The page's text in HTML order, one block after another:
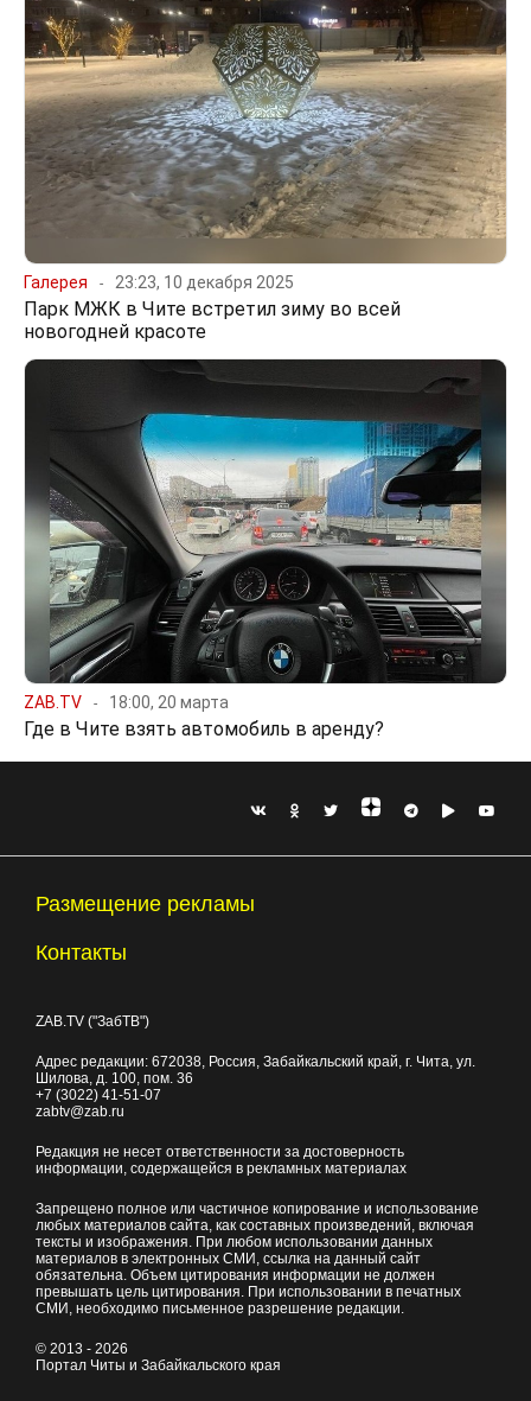
Галерея 23:23, 10 декабря 2025
Парк МЖК в Чите встретил зиму во всей
новогодней красоте
ZAB.TV 18:00, 20 марта
Где в Чите взять автомобиль в аренду?
Размещение рекламы
Контакты
ZAB.TV ("ЗабТВ")
Адрес редакции: 672038, Россия, Забайкальский край, г. Чита, ул.
Шилова, д. 100, пом. 36
+7 (3022) 41-51-07
zabtv@zab.ru
Редакция не несет ответственности за достоверность
информации, содержащейся в рекламных материалах
Запрещено полное или частичное копирование и использование
любых материалов сайта, как составных произведений, включая
тексты и изображения. При любом использовании данных
материалов в электронных СМИ, ссылка на данный сайт
обязательна. Объем цитирования информации не должен
превышать цель цитирования. При использовании в печатных
СМИ, необходимо письменное разрешение редакции.
© 2013 - 2026
Портал Читы и Забайкальского края